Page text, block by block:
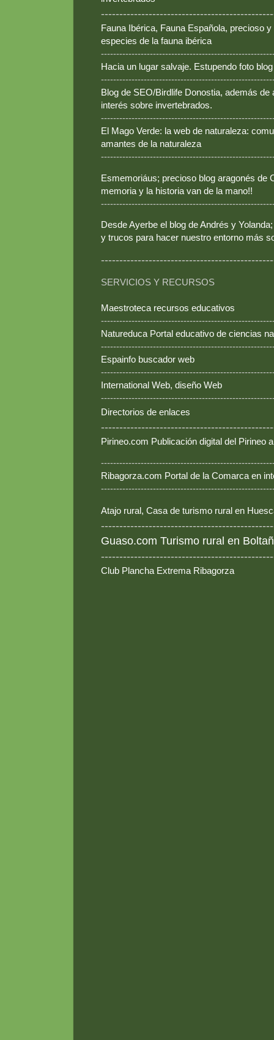
Fauna Ibérica, Fauna Española, precioso
especies de la fauna ibérica
Hacia un lugar salvaje. Estupendo foto
Blog de SEO/Birdlife Donostia, además
interés sobre invertebrados.
El Mago Verde: la web de naturaleza:
amantes de la naturaleza
Esmemoriáus; precioso blog aragonés de
memoria y la historia van de la mano!!
Desde Ayerbe el blog de Andrés y
y trucos para hacer nuestro entorno más
SERVICIOS Y RECURSOS
Maestroteca recursos educativos
Natureduca Portal educativo de ciencias
Espainfo buscador web
International Web, diseño Web
Directorios de enlaces
Pirineo.com Publicación digital del Pirineo
Ribagorza.com Portal de la Comarca en
Atajo rural, Casa de turismo rural en
Guaso.com Turismo rural en
Club Plancha Extrema Ribagorza